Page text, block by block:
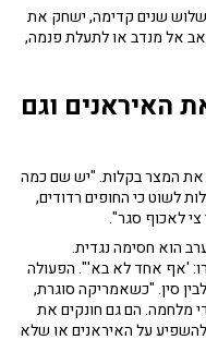
שנים קדימה, ישחק את
אל מנדב או לתעלת פנמה,
האיראנים וגם
את המצר בקלות. "יש שם כמה
לשוט כי החופים רדודים,
צי לאכוף סגר".
הוא חסימה נגדית.
'אף אחד לא בא'". הפעולה
סין. "כשאמריקה סוגרת,
מלחמה. הם גם חונקים את
להשפיע על האיראנים או שלא